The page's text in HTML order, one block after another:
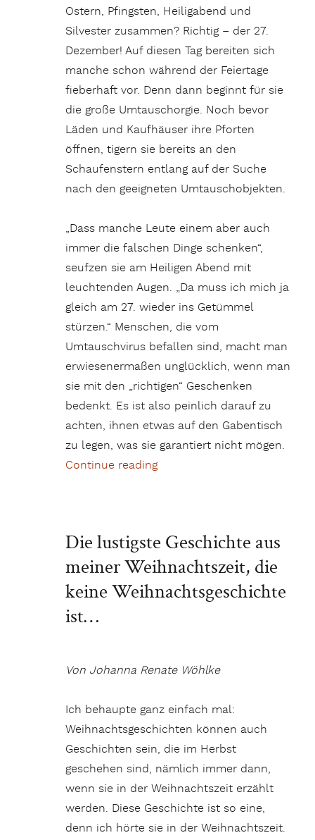
Ostern, Pfingsten, Heiligabend und
Silvester zusammen? Richtig – der 27.
Dezember! Auf diesen Tag bereiten sich
manche schon während der Feiertage
fieberhaft vor. Denn dann beginnt für sie
die große Umtauschorgie. Noch bevor
Läden und Kaufhäuser ihre Pforten
öffnen, tigern sie bereits an den
Schaufenstern entlang auf der Suche
nach den geeigneten Umtauschobjekten.
„Dass manche Leute einem aber auch
immer die falschen Dinge schenken“,
seufzen sie am Heiligen Abend mit
leuchtenden Augen. „Da muss ich mich ja
gleich am 27. wieder ins Getümmel
stürzen.“ Menschen, die vom
Umtauschvirus befallen sind, macht man
erwiesenermaßen unglücklich, wenn man
sie mit den „richtigen“ Geschenken
bedenkt. Es ist also peinlich darauf zu
achten, ihnen etwas auf den Gabentisch
zu legen, was sie garantiert nicht mögen.
Continue reading„Ungeliebte
Die lustigste Geschichte aus
meiner Weihnachtszeit, die
keine Weihnachtsgeschichte
ist…
Von Johanna Renate Wöhlke
Ich behaupte ganz einfach mal:
Weihnachtsgeschichten können auch
Geschichten sein, die im Herbst
geschehen sind, nämlich immer dann,
wenn sie in der Weihnachtszeit erzählt
werden. Diese Geschichte ist so eine,
denn ich hörte sie in der Weihnachtszeit.